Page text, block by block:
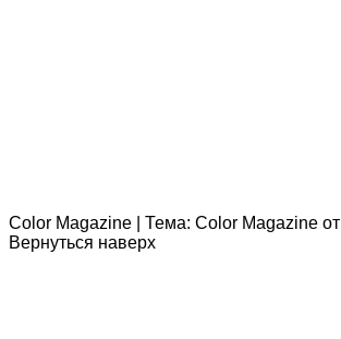
Color Magazine Тема: Color Magazine от
Вернуться наверх